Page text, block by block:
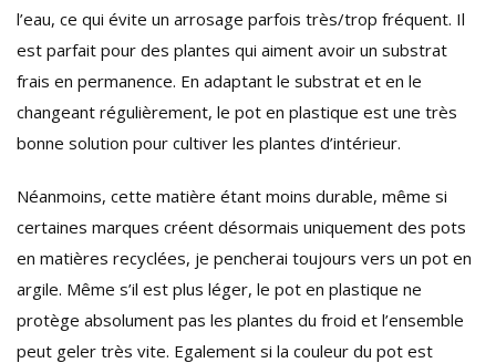
l’eau, ce qui évite un arrosage parfois très/trop fréquent. Il
est parfait pour des plantes qui aiment avoir un substrat
frais en permanence. En adaptant le substrat et en le
changeant régulièrement, le pot en plastique est une très
bonne solution pour cultiver les plantes d’intérieur.
Néanmoins, cette matière étant moins durable, même si
certaines marques créent désormais uniquement des pots
en matières recyclées, je pencherai toujours vers un pot en
argile. Même s’il est plus léger, le pot en plastique ne
protège absolument pas les plantes du froid et l’ensemble
peut geler très vite. Egalement si la couleur du pot est